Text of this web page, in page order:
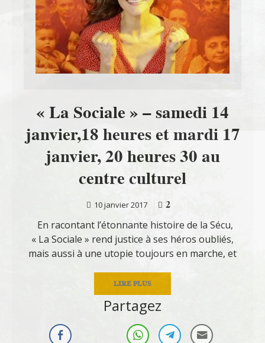
« La Sociale » – samedi 14
janvier,18 heures et mardi 17
janvier, 20 heures 30 au
centre culturel
10 janvier 2017
2
En racontant l’étonnante histoire de la Sécu,
« La Sociale » rend justice à ses héros oubliés,
mais aussi à une utopie toujours en marche, et
LIRE PLUS
Partagez